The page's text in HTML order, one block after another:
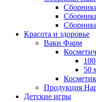
Красота и здоровье
Ваки Фарм
50
Продукция
Детские игры